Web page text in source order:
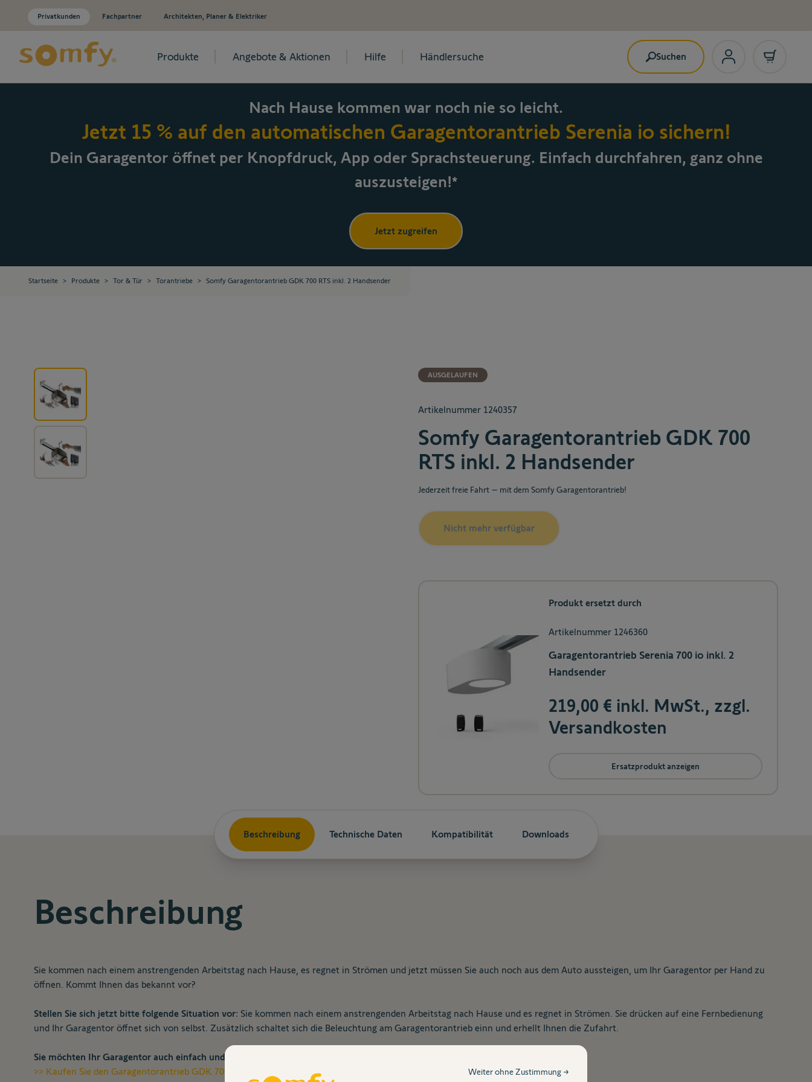
Privatkunden Fachpartner Architekten, Planer & Elektriker
Produkte Angebote & Aktionen Hilfe Händlersuche Suchen
Nach Hause kommen war noch nie so leicht.
Jetzt 15 % auf den automatischen Garagentorantrieb Serenia io sichern!
Dein Garagentor öffnet per Knopfdruck, App oder Sprachsteuerung. Einfach durchfahren, ganz ohne
auszusteigen!*
Jetzt zugreifen
Startseite > Produkte > Tor & Tür > Torantriebe > Somfy Garagentorantrieb GDK 700 RTS inkl. 2 Handsender
AUSGELAUFEN
Artikelnummer 1240357
Somfy Garagentorantrieb GDK 700
RTS inkl. 2 Handsender
Jederzeit freie Fahrt – mit dem Somfy Garagentorantrieb!
Nicht mehr verfügbar
Produkt ersetzt durch
Artikelnummer 1246360
Garagentorantrieb Serenia 700 io inkl. 2
Handsender
219,00 € inkl. MwSt., zzgl.
Versandkosten
Ersatzprodukt anzeigen
Beschreibung Technische Daten Kompatibilität Downloads
Beschreibung
Sie kommen nach einem anstrengenden Arbeitstag nach Hause, es regnet in Strömen und jetzt müssen Sie auch noch aus dem Auto aussteigen, um Ihr Garagentor per Hand zu
öffnen. Kommt Ihnen das bekannt vor?
Stellen Sie sich jetzt bitte folgende Situation vor: Sie kommen nach einem anstrengenden Arbeitstag nach Hause und es regnet in Strömen. Sie drücken auf eine Fernbedienung
und Ihr Garagentor öffnet sich von selbst. Zusätzlich schaltet sich die Beleuchtung am Garagentorantrieb einn und erhellt Ihnen die Zufahrt.
Sie möchten Ihr Garagentor auch einfach und komfortabel per Smartphone steuern?
>> Kaufen Sie den Garagentorantrieb GDK 700 inkl. smarte Steuerung und sparen Sie auf den Paketpreis 9 % Rabatt!
Weiter ohne Zustimmung →